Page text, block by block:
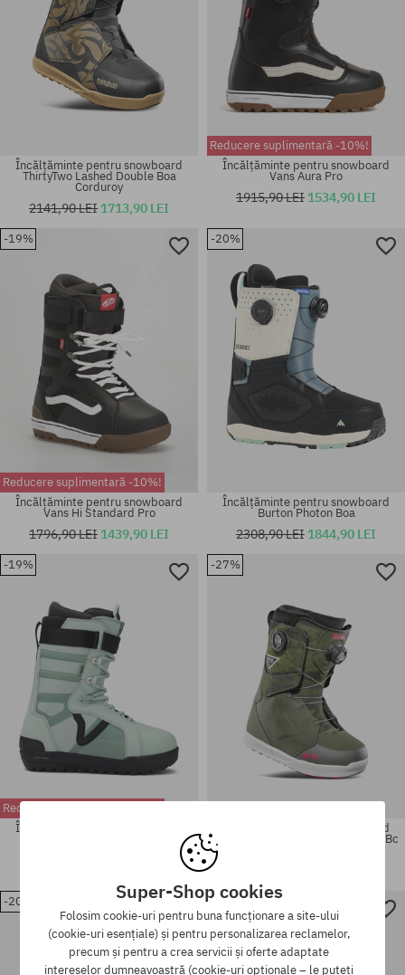
Mărimi existente:
41
Mărimi existente:
42; 43; 43.5; 44
Mărimi existente:
40.5; 41; 42; 42.5; 44
Încălțăminte pentru snowboard
ThirtyTwo Lashed Double Boa
Corduroy
2141,90 LEI 1713,90 LEI
Mărimi existente:
44.5
Reducere suplimentară -10%!
Încălțăminte pentru snowboard
Vans Aura Pro
1915,90 LEI 1534,90 LEI
-19%
Mărimi existente:
42; 44.5; 45
Reducere suplimentară -10%!
Încălțăminte pentru snowboard
Vans Hi Standard Pro
1796,90 LEI 1439,90 LEI
-20%
Mărimi existente:
43; 47
Încălțăminte pentru snowboard
Burton Photon Boa
2308,90 LEI 1844,90 LEI
-19%
Reducere suplimentară -10%!
Încălțăminte pentru snowboard
-27%
Încălțăminte pentru snowboard
ThirtyTwo Lashed Double Boa B4Bc
-20% -20%
Super-Shop cookies
Folosim cookie-uri pentru buna funcționare a site-ului
(cookie-uri esențiale) și pentru personalizarea reclamelor,
precum și pentru a crea servicii și oferte adaptate
intereselor dumneavoastră (cookie-uri opționale – le puteți